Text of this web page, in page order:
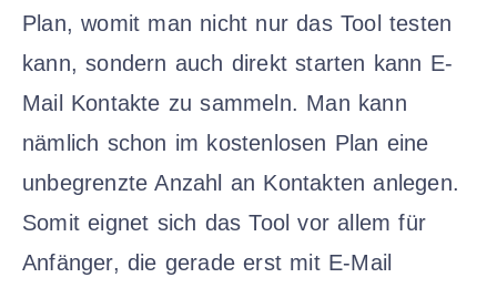
Plan, womit man nicht nur das Tool testen
kann, sondern auch direkt starten kann E-
Mail Kontakte zu sammeln. Man kann
nämlich schon im kostenlosen Plan eine
unbegrenzte Anzahl an Kontakten anlegen.
Somit eignet sich das Tool vor allem für
Anfänger, die gerade erst mit E-Mail